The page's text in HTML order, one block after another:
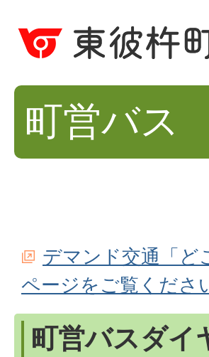
町営バス
デマンド交通「ど
ページをご覧くださ
町営バスダイ